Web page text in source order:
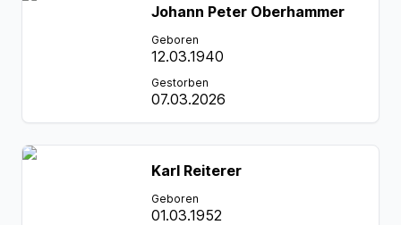
Johann Peter Oberhammer
Geboren
12.03.1940
Gestorben
07.03.2026
Karl Reiterer
Geboren
01.03.1952